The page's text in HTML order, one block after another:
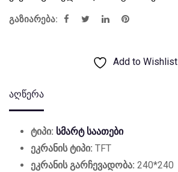
გაზიარება:
Add to Wishlist
აღწერა
ტიპი: სმარტ საათები
ეკრანის ტიპი: TFT
ეკრანის გარჩევადობა: 240*240